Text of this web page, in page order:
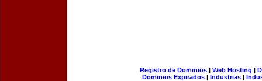
Registro de Dominios| Web Hosting |
Dominios Expirados | Industrias |